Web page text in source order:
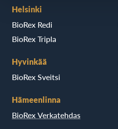
Helsinki
BioRex Redi
BioRex Tripla
Hyvinkää
BioRex Sveitsi
Hämeenlinna
BioRex Verkatehdas